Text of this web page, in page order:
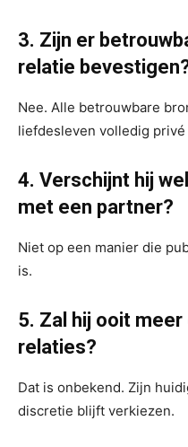
3. Zijn er
relatie
Nee. Alle betrouwbare
liefdesleven volledig privé
4. Verschijnt hij
met een partner?
Niet op een manier die
is.
5. Zal hij ooit
relaties?
Dat is onbekend. Zijn
discretie blijft verkiezen.